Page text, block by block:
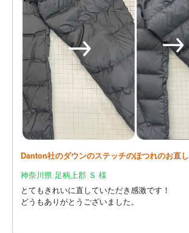
Danton社のダウンのステッチのほつれのお直し
神奈川県 足柄上郡 Ｓ 様
とてもきれいに直していただき感激です！
どうもありがとうございました。